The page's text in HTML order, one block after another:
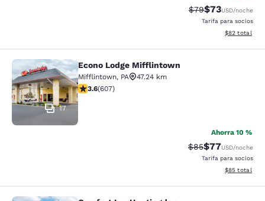
Precio tachado:
$79Precio con
$73USD/noche
Tarifa para socios
Ver detalles
$82 total
Econo Lodge Mifflintown
17
Econo Lodge Mifflintown
Mifflintown, PA
47.24 km
calificación de 3.63 estrellas. Bueno. 607 reseñas
3.6(607)
Ahorra 10 %
Precio tachado:
$85Precio con
$77USD/noche
Tarifa para socios
Ver detalles
$85 total